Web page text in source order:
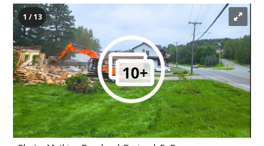
1 / 13